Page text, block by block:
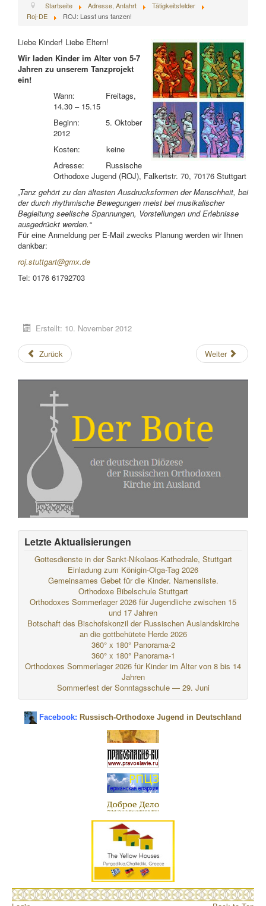
Startseite Adresse, Anfahrt
Tätigkeitsfelder
Roj-DE
ROJ: Lasst uns tanzen!
Liebe Kinder! Liebe Eltern!
Wir laden Kinder im Alter von 5-7
Jahren zu unserem Tanzprojekt
ein!
Wann: Freitags,
14.30 – 15.15
Beginn: 5. Oktober
2012
Kosten: keine
Adresse: Russische
Orthodoxe Jugend (ROJ), Falkertstr. 70, 70176 Stuttgart
„Tanz gehört zu den ältesten Ausdrucksformen der Menschheit, bei
der durch rhythmische Bewegungen meist bei musikalischer
Begleitung seelische Spannungen, Vorstellungen und Erlebnisse
ausgedrückt werden.“
Für eine Anmeldung per E-Mail zwecks Planung werden wir Ihnen
dankbar:
roj.stuttgart@gmx.de
Tel: 0176 61792703
Erstellt: 10. November 2012
Zurück Weiter
Letzte Aktualisierungen
Gottesdienste in der Sankt-Nikolaos-Kathedrale, Stuttgart
Einladung zum Königin-Olga-Tag 2026
Gemeinsames Gebet für die Kinder. Namensliste.
Orthodoxe Bibelschule Stuttgart
Orthodoxes Sommerlager 2026 für Jugendliche zwischen 15
und 17 Jahren
Botschaft des Bischofskonzil der Russischen Auslandskirche
an die gottbehütete Herde 2026
360° x 180° Panorama-2
360° x 180° Panorama-1
Orthodoxes Sommerlager 2026 für Kinder im Alter von 8 bis 14
Jahren
Sommerfest der Sonntagsschule — 29. Juni
Facebook: Russisch-Orthodoxe Jugend in Deutschland